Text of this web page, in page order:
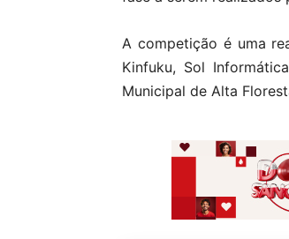
A competição é uma
Kinfuku, Sol
Municipal de Alta